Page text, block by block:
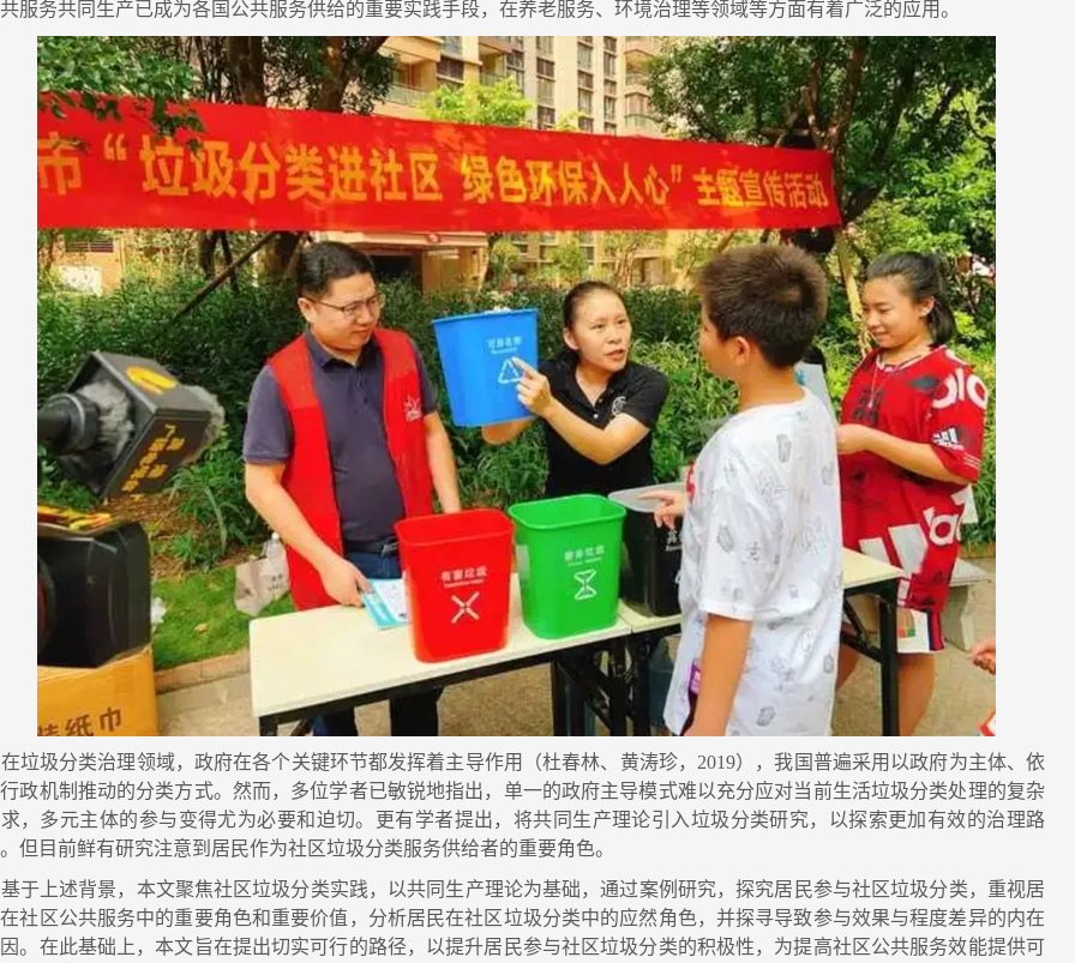
服务共同生产已成为各国公共服务供给的重要实践手段，在养老服务、环境治理等领域等方面有着广泛的应用。
圾分类治理领域，政府在各个关键环节都发挥着主导作用（杜春林、黄涛珍，2019），我国普遍采用以政府为主体、依
政机制推动的分类方式。然而，多位学者已敏锐地指出，单一的政府主导模式难以充分应对当前生活垃圾分类处理的复杂
，多元主体的参与变得尤为必要和迫切。更有学者提出，将共同生产理论引入垃圾分类研究，以探索更加有效的治理路
但目前鲜有研究注意到居民作为社区垃圾分类服务供给者的重要角色。
上述背景，本文聚焦社区垃圾分类实践，以共同生产理论为基础，通过案例研究，探究居民参与社区垃圾分类，重视居
社区公共服务中的重要角色和重要价值，分析居民在社区垃圾分类中的应然角色，并探寻导致参与效果与程度差异的内在
。在此基础上，本文旨在提出切实可行的路径，以提升居民参与社区垃圾分类的积极性，为提高社区公共服务效能提供可
研究员夏学民接受中华网采访
2026-07-31
【策论】三级养老服务网络，不能...
2026-07-29
我院资深研
2026-07-29